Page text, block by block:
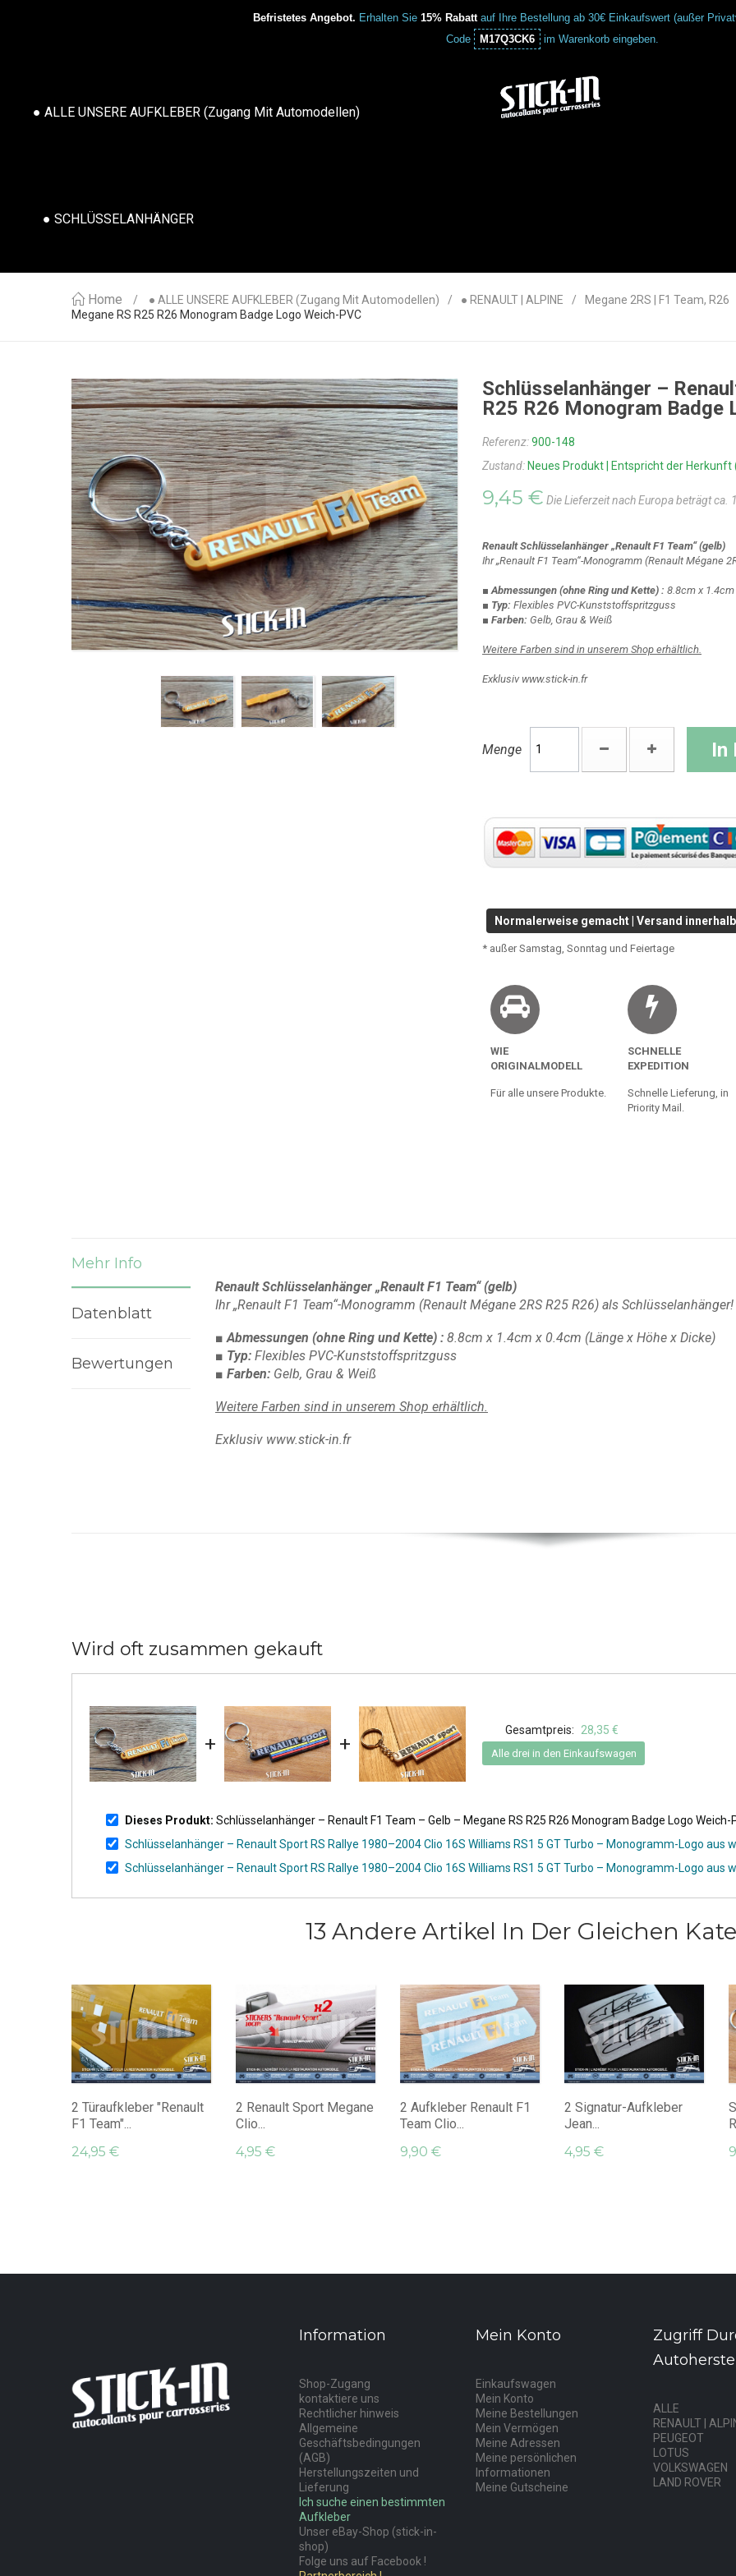
Befristetes Angebot. Erhalten Sie 15% Rabattauf Ihre Bestellung ab 30€ Einkaufswert (außer
Code
M17Q3CK6 im Warenkorb eingeben.
● ALLE UNSERE AUFKLEBER (Zugang Mit Automodellen)
● SCHLÜSSELANHÄNGER
Home ● ALLE UNSERE AUFKLEBER (Zugang Mit Automodellen) ● RENAULT | ALPINE Megane 2RS | F1 Team, R26
Megane RS R25 R26 Monogram Badge Logo Weich-PVC
Schlüsselanhänger –
R25 R26 Monogram Badge
Referenz:900-148
Zustand: Neues Produkt | Entspricht der
9,45 € Die Lieferzeit nach Europa beträgt ca.
Renault Schlüsselanhänger „Renault F1 Team“ (gelb)
Ihr „Renault F1 Team“-Monogramm (Renault Mégane
■ Abmessungen (ohne Ring und Kette) : 8.8cm x
■ Typ: Flexibles PVC-Kunststoffspritzguss
■ Farben: Gelb, Grau & Weiß
Weitere Farben sind in unserem Shop erhältlich.
Exklusiv www.stick-in.fr
Menge In
Normalerweise gemacht | Versand
* außer Samstag, Sonntag und Feiertage
WIE
ORIGINALMODELL
Für alle unsere Produkte.
SCHNELLE
EXPEDITION
Schnelle Lieferung, in
Priority Mail.
Mehr Info
Datenblatt
Bewertungen
Renault Schlüsselanhänger „Renault F1 Team“ (gelb)
Ihr „Renault F1 Team“-Monogramm (Renault Mégane 2RS R25 R26) als Schlüsselanhänger!
■ Abmessungen (ohne Ring und Kette) : 8.8cm x 1.4cm x 0.4cm (Länge x Höhe x Dicke)
■ Typ: Flexibles PVC-Kunststoffspritzguss
■ Farben: Gelb, Grau & Weiß
Weitere Farben sind in unserem Shop erhältlich.
Exklusiv www.stick-in.fr
Wird oft zusammen gekauft
+ +
Gesamtpreis: 28,35 €
Alle drei in den Einkaufswagen
Dieses Produkt: Schlüsselanhänger – Renault F1 Team – Gelb – Megane RS R25 R26 Monogram Badge Logo Weich-
Schlüsselanhänger – Renault Sport RS Rallye 1980–2004 Clio 16S Williams RS1 5 GT Turbo – Monogramm-Logo aus
Schlüsselanhänger – Renault Sport RS Rallye 1980–2004 Clio 16S Williams RS1 5 GT Turbo – Monogramm-Logo aus
13 Andere Artikel In Der Gleichen
2 Türaufkleber "Renault
F1 Team"...
24,95 €
2 Renault Sport Megane
Clio...
4,95 €
2 Aufkleber Renault F1
Team Clio...
9,90 €
2 Signatur-Aufkleber
Jean...
4,95 €
Information
Shop-Zugang
kontaktiere uns
Rechtlicher hinweis
Allgemeine
Geschäftsbedingungen
(AGB)
Herstellungszeiten und
Lieferung
Ich suche einen bestimmten
Aufkleber
Unser eBay-Shop (stick-in-
shop)
Folge uns auf Facebook !
Mein Konto
Einkaufswagen
Mein Konto
Meine Bestellungen
Mein Vermögen
Meine Adressen
Meine persönlichen
Informationen
Meine Gutscheine
Zugriff
ALLE
RENAULT |
PEUGEOT
LOTUS
VOLKSWAGEN
LAND ROVER